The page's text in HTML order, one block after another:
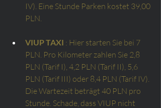
IV). Eine Stunde Parken kostet 39,00
PLN.
VIUP TAXI : Hier starten Sie bei 7
PLN. Pro Kilometer zahlen Sie 2,8
PLN (Tarif I), 4,2 PLN (Tarif II), 5,6
PLN (Tarif III) oder 8,4 PLN (Tarif IV).
Die Wartezeit beträgt 40 PLN pro
Stunde. Schade, dass VIUP nicht